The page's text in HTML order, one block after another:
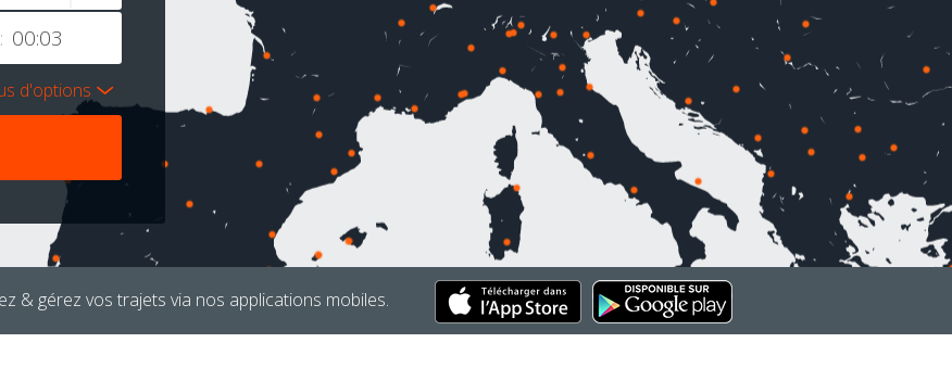
d'options
& gérez vos trajets via nos applications mobiles.